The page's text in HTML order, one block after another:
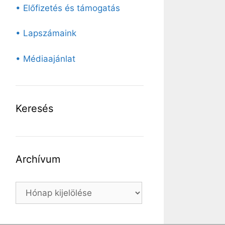
• Előfizetés és támogatás
• Lapszámaink
• Médiaajánlat
Keresés
Archívum
Archívum